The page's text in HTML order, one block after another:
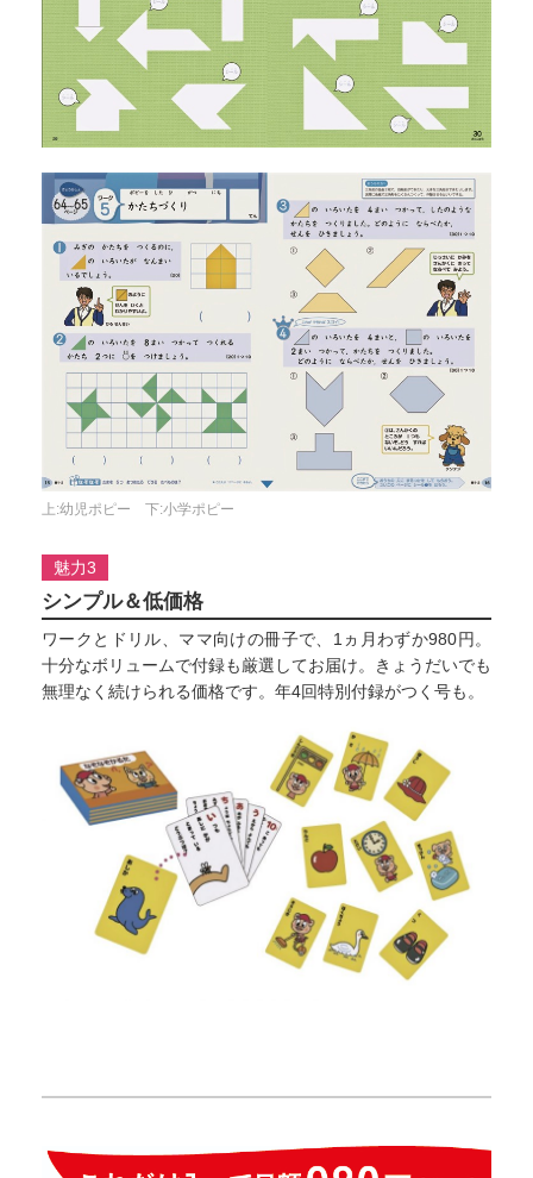
上:幼児ポピー 下:小学ポピー
魅力3
シンプル＆低価格
ワークとドリル、ママ向けの冊子で、1ヵ月わずか980円。
十分なボリュームで付録も厳選してお届け。きょうだいでも
無理なく続けられる価格です。年4回特別付録がつく号も。